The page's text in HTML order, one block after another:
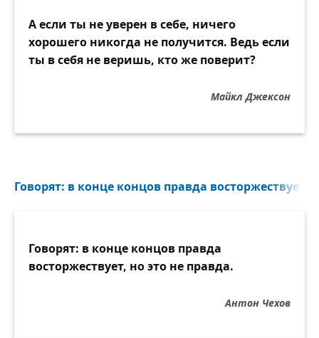
А если ты не уверен в себе, ничего
хорошего никогда не получится. Ведь если
ты в себя не веришь, кто же поверит?
Майкл Джексон
Говорят: в конце концов правда восторжествует,
Говорят: в конце концов правда
восторжествует, но это не правда.
Антон Чехов